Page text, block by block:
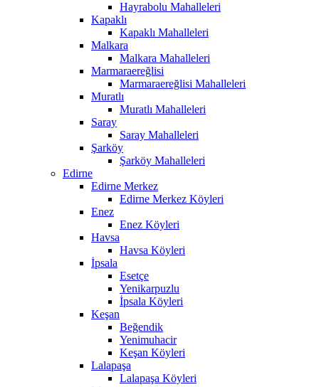
Hayrabolu Mahalleleri
Kapaklı
Kapaklı Mahalleleri
Malkara
Malkara Mahalleleri
Marmaraereğlisi
Marmaraereğlisi Mahalleleri
Muratlı
Muratlı Mahalleleri
Saray
Saray Mahalleleri
Şarköy
Şarköy Mahalleleri
Edirne
Edirne Merkez
Edirne Merkez Köyleri
Enez
Enez Köyleri
Havsa
Havsa Köyleri
İpsala
Esetçe
Yenikarpuzlu
İpsala Köyleri
Keşan
Beğendik
Yenimuhacir
Keşan Köyleri
Lalapaşa
Lalapaşa Köyleri